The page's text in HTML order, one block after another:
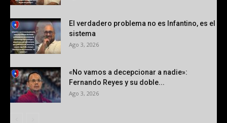
El verdadero problema no es Infantino, es el
sistema
Ago 3, 2026
«No vamos a decepcionar a nadie»:
Fernando Reyes y su doble...
Ago 3, 2026